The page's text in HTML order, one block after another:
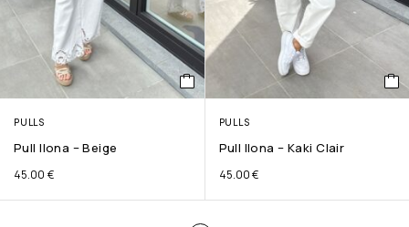
PULLS
Pull Ilona – Beige
45.00 €
PULLS
Pull Ilona – Kaki Clair
45.00€